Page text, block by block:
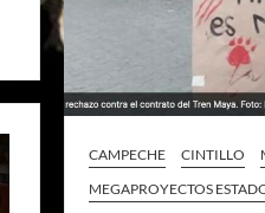
CAMPECHE CINTILLO
MEGAPROYECTOS